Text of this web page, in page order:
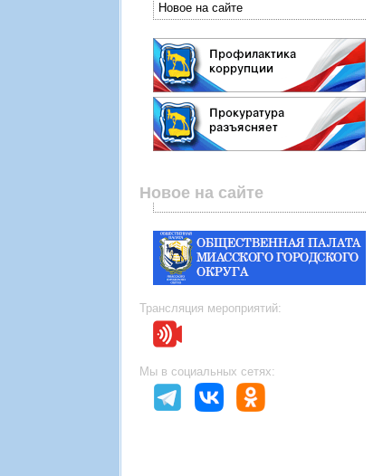
Новое на сайте
Новое на сайте
Трансляция мероприятий:
Мы в социальных сетях: